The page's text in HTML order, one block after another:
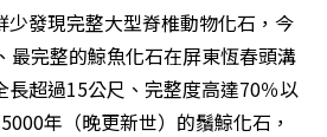
少發現完整大型脊椎動物化石，今
最完整的鯨魚化石在屏東恆春頭溝
長超過15公尺、完整度高達70％以
年（晚更新世）的鬚鯨化石，